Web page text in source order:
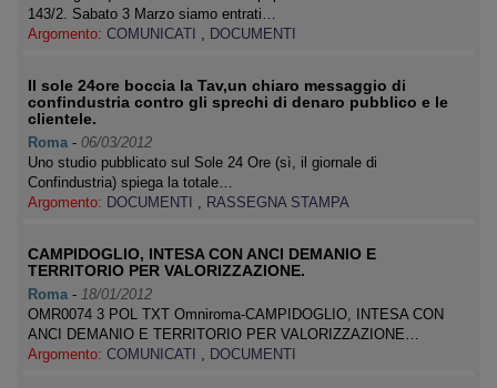
143/2. Sabato 3 Marzo siamo entrati…
Argomento: COMUNICATI , DOCUMENTI
Il sole 24ore boccia la Tav,un chiaro messaggio di
confindustria contro gli sprechi di denaro pubblico e le
clientele.
Roma - 06/03/2012
Uno studio pubblicato sul Sole 24 Ore (sì, il giornale di
Confindustria) spiega la totale…
Argomento: DOCUMENTI , RASSEGNA STAMPA
CAMPIDOGLIO, INTESA CON ANCI DEMANIO E
TERRITORIO PER VALORIZZAZIONE.
Roma - 18/01/2012
OMR0074 3 POL TXT Omniroma-CAMPIDOGLIO, INTESA CON
ANCI DEMANIO E TERRITORIO PER VALORIZZAZIONE…
Argomento: COMUNICATI , DOCUMENTI